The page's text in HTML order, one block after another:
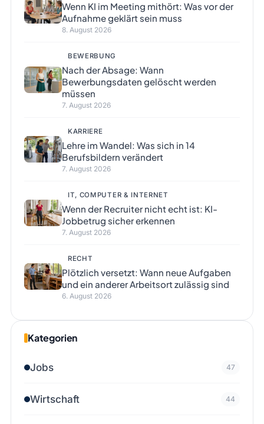
Wenn KI im Meeting mithört: Was vor der
Aufnahme geklärt sein muss
8. August 2026
BEWERBUNG
Nach der Absage: Wann
Bewerbungsdaten gelöscht werden
müssen
7. August 2026
KARRIERE
Lehre im Wandel: Was sich in 14
Berufsbildern verändert
7. August 2026
IT, COMPUTER & INTERNET
Wenn der Recruiter nicht echt ist: KI-
Jobbetrug sicher erkennen
7. August 2026
RECHT
Plötzlich versetzt: Wann neue Aufgaben
und ein anderer Arbeitsort zulässig sind
6. August 2026
Kategorien
Jobs 47
Wirtschaft 44